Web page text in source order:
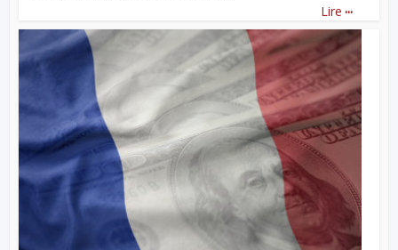
Lire ...